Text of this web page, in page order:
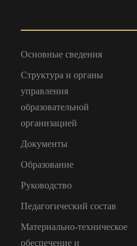
Основные сведения
Структура и органы
управления
образовательной
организацией
Документы
Образование
Руководство
Педагогический состав
Материально-техническое
обеспечение и